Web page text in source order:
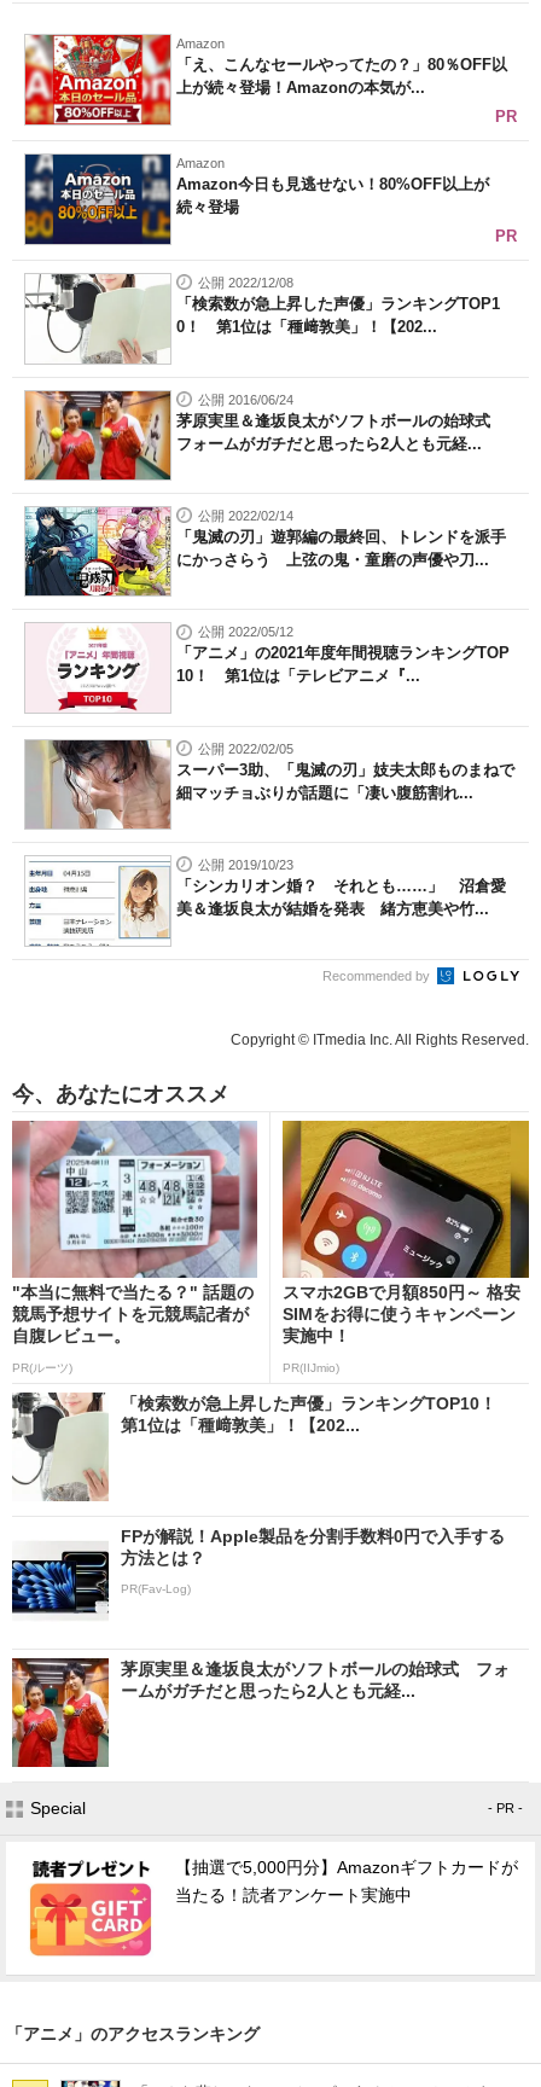
Amazon
「え、こんなセールやってたの？」80％OFF以
上が続々登場！Amazonの本気が...
PR
Amazon
Amazon今日も見逃せない！80%OFF以上が
続々登場
PR
公開 2022/12/08
「検索数が急上昇した声優」ランキングTOP1
0！ 第1位は「種﨑敦美」！【202...
公開 2016/06/24
茅原実里＆逢坂良太がソフトボールの始球式
フォームがガチだと思ったら2人とも元経...
公開 2022/02/14
「鬼滅の刃」遊郭編の最終回、トレンドを派手
にかっさらう 上弦の鬼・童磨の声優や刀...
公開 2022/05/12
「アニメ」の2021年度年間視聴ランキングTOP
10！ 第1位は「テレビアニメ『...
公開 2022/02/05
スーパー3助、「鬼滅の刃」妓夫太郎ものまねで
細マッチョぶりが話題に「凄い腹筋割れ...
公開 2019/10/23
「シンカリオン婚？ それとも……」 沼倉愛
美＆逢坂良太が結婚を発表 緒方恵美や竹...
Recommended by
Copyright © ITmedia Inc. All Rights Reserved.
今、あなたにオススメ
"本当に無料で当たる？" 話題の
競馬予想サイトを元競馬記者が
自腹レビュー。
PR(ルーツ)
スマホ2GBで月額850円～ 格安
SIMをお得に使うキャンペーン
実施中！
PR(IIJmio)
「検索数が急上昇した声優」ランキングTOP10！
第1位は「種﨑敦美」！【202...
FPが解説！Apple製品を分割手数料0円で入手する
方法とは？
PR(Fav-Log)
茅原実里＆逢坂良太がソフトボールの始球式 フォ
ームがガチだと思ったら2人とも元経...
Special - PR -
【抽選で5,000円分】Amazonギフトカードが
当たる！読者アンケート実施中
「アニメ」のアクセスランキング